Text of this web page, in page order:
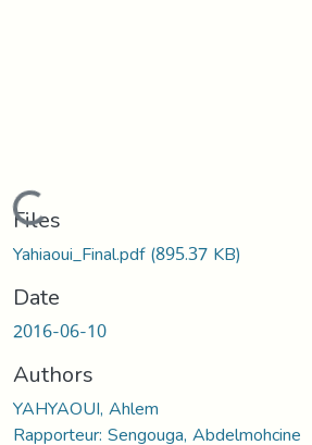
Loading...
Files
Yahiaoui_Final.pdf(895.37 KB)
Date
2016-06-10
Authors
YAHYAOUI, Ahlem
Rapporteur: Sengouga, Abdelmohcine